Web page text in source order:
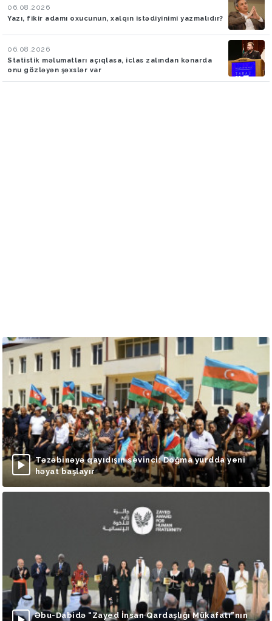
06.08.2026
Yazı, fikir adamı oxucunun, xalqın istədiyinimi yazmalıdır?
06.08.2026
Statistik məlumatları açıqlasa, iclas zalından kənarda
onu gözləyən şəxslər var
Təzəbinəyə qayıdışın sevinci: Doğma yurdda yeni
həyat başlayır
Əbu-Dabidə “Zayed İnsan Qardaşlığı Mükafatı”nın